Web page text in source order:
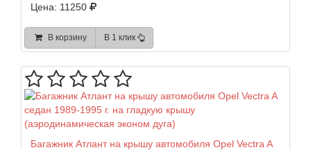
Цена: 11250
В корзину В 1 клик
Багажник Атлант на крышу автомобиля Opel Vectra A